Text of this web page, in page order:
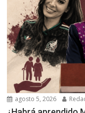
agosto 5, 2026